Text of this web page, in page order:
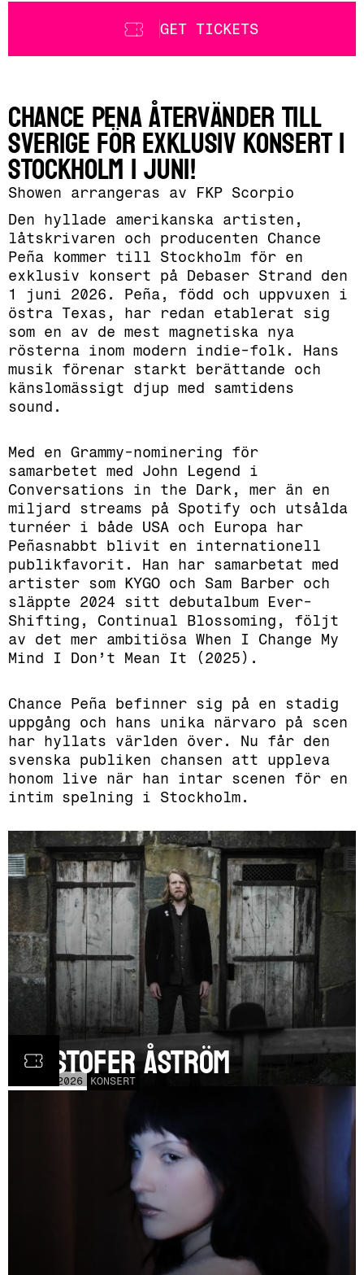
GET TICKETS
Chance Pena återvänder till
Sverige för exklusiv konsert i
Stockholm i juni!
Showen arrangeras av FKP Scorpio
Den hyllade amerikanska artisten,
låtskrivaren och producenten Chance
Peña kommer till Stockholm för en
exklusiv konsert på Debaser Strand den
1 juni 2026. Peña, född och uppvuxen i
östra Texas, har redan etablerat sig
som en av de mest magnetiska nya
rösterna inom modern indie-folk. Hans
musik förenar starkt berättande och
känslomässigt djup med samtidens
sound.
Med en Grammy-nominering för
samarbetet med John Legend i
Conversations in the Dark, mer än en
miljard streams på Spotify och utsålda
turnéer i både USA och Europa har
Peñasnabbt blivit en internationell
publikfavorit. Han har samarbetat med
artister som KYGO och Sam Barber och
släppte 2024 sitt debutalbum Ever-
Shifting, Continual Blossoming, följt
av det mer ambitiösa When I Change My
Mind I Don’t Mean It (2025).
Chance Peña befinner sig på en stadig
uppgång och hans unika närvaro på scen
har hyllats världen över. Nu får den
svenska publiken chansen att uppleva
honom live när han intar scenen för en
intim spelning i Stockholm.
2026 KONSERT
Kristofer Åström